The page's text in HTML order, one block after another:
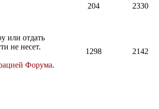
204 2330
или отдать
не несет.
Форума.
1298 2142